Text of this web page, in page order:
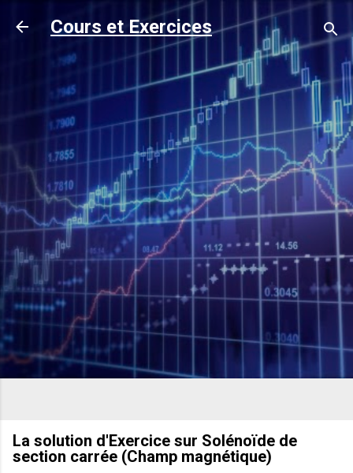
Accéder au contenu principal
Cours et Exercices
La solution d'Exercice sur Solénoïde de
section carrée (Champ magnétique)